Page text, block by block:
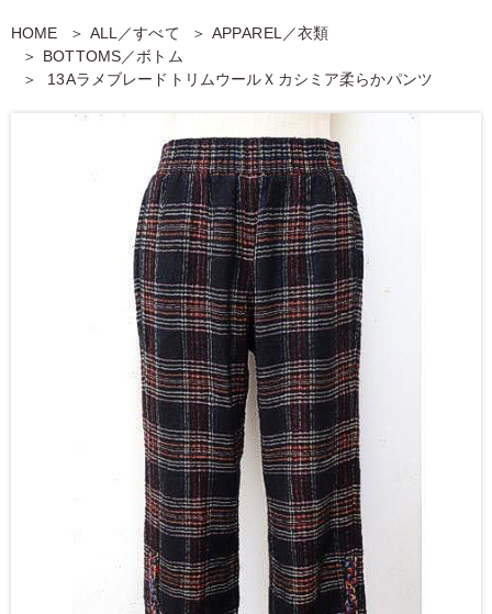
HOME ALL／すべて
APPAREL／衣類
BOTTOMS／ボトム
13AラメブレードトリムウールＸカシミア柔らかパンツ